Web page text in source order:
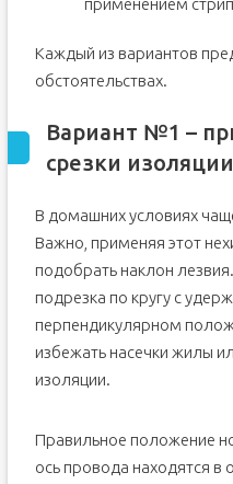
применением
Каждый из вариантов
обстоятельствах.
Вариант №1 –
срезки изоляции
В домашних условиях
Важно, применяя этот
подобрать наклон
подрезка по кругу с
перпендикулярном
избежать насечки жилы
изоляции.
Правильное положение
ось провода находятся в